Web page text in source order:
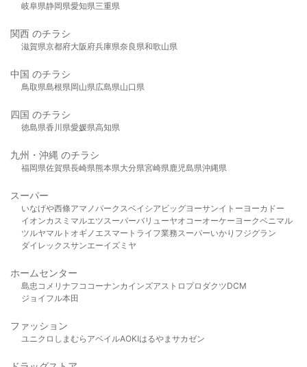
岐阜県静岡県愛知県三重県
関西 のチラシ
滋賀県京都府大阪府兵庫県奈良県和歌山県
中国 のチラシ
鳥取県島根県岡山県広島県山口県
四国 のチラシ
徳島県香川県愛媛県高知県
九州・沖縄 のチラシ
福岡県佐賀県長崎県熊本県大分県宮崎県鹿児島県沖縄県
スーパー
いなげや西條アマノパークスベイシア ビッグヨーサンイトーヨーカドー
イオンカスミ マルエツスーパーバリューヤオコーオーケー ヨークベニマル
ツルヤマルト オギノ エスマート ライフ業務スーパーいかり フジグラン
ダイレックスサンエーイズミヤ
ホームセンター
島忠 コメリ ナフコ コーナンカインズアストロプロダクツDCM
ジョイフル本田
ファッション
ユニクロ しまむら アベイルAOKIはるやま サカゼン